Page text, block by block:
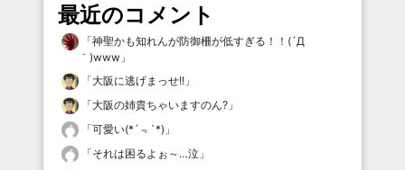
最近のコメント
「神聖かも知れんが防御柵が低すぎる！！(´Д
｀)www 」
「大阪に逃げまっせ!! 」
「大阪の姉貴ちゃいますのん? 」
「可愛い(*´﹃`*) 」
「それは困るよぉ～…泣 」